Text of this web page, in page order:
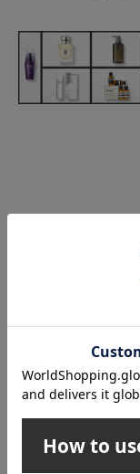
2025年10月03日
ご案内 『お届け先の